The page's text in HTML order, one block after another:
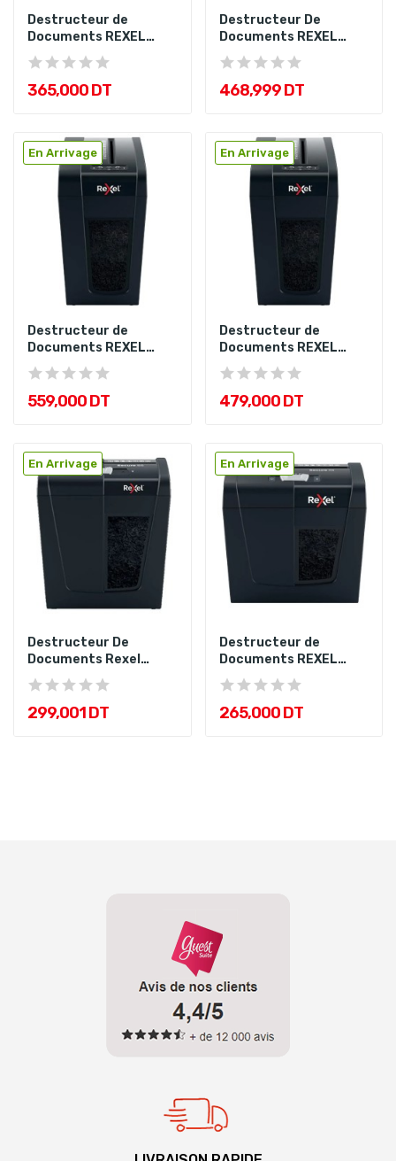
Destructeur de
Documents REXEL
ProMax QS RPS...
365,000 DT
Destructeur De
Documents REXEL
Momentum...
468,999 DT
En Arrivage
Destructeur de
Documents REXEL
Shredder Secure...
559,000 DT
En Arrivage
Destructeur de
Documents REXEL
Shredder Secure...
479,000 DT
En Arrivage
Destructeur De
Documents Rexel
Secure X8 8F/14L
299,001 DT
En Arrivage
Destructeur de
Documents REXEL
Shredder Secure...
265,000 DT